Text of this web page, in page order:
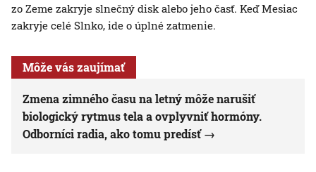
zo Zeme zakryje slnečný disk alebo jeho časť. Keď Mesiac
zakryje celé Slnko, ide o úplné zatmenie.
Môže vás zaujímať
Zmena zimného času na letný môže narušiť
biologický rytmus tela a ovplyvniť hormóny.
Odborníci radia, ako tomu predísť